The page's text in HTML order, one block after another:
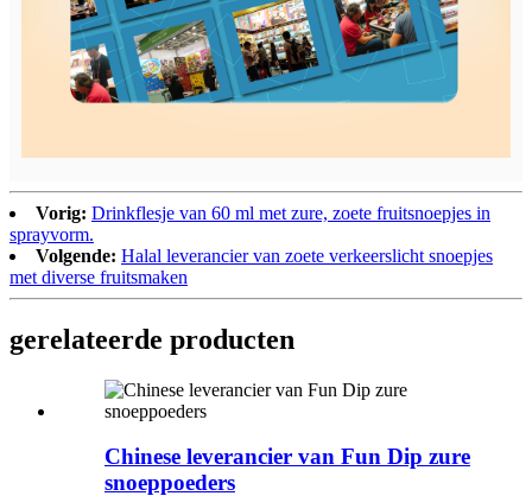
Vorig: Drinkflesje van 60 ml met zure, zoete fruitsnoepjes in
sprayvorm.
Volgende: Halal leverancier van zoete verkeerslicht snoepjes
met diverse fruitsmaken
gerelateerde producten
Chinese leverancier van Fun Dip zure
snoeppoeders